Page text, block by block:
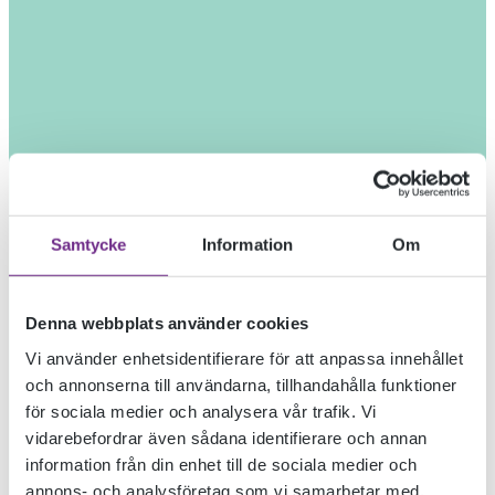
Samtycke Information Om
Denna webbplats använder cookies
Vi använder enhetsidentifierare för att anpassa innehållet
och annonserna till användarna, tillhandahålla funktioner
för sociala medier och analysera vår trafik. Vi
vidarebefordrar även sådana identifierare och annan
information från din enhet till de sociala medier och
annons- och analysföretag som vi samarbetar med.